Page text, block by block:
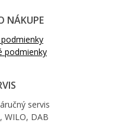
NÁKUPE
podmienky
servis
WILO, DAB